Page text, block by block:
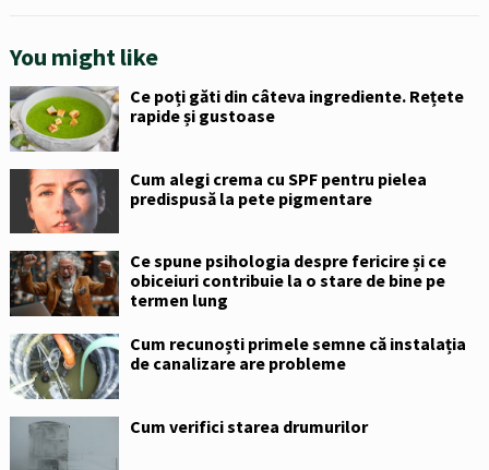
You might like
Ce poți găti din câteva ingrediente. Rețete
rapide și gustoase
Cum alegi crema cu SPF pentru pielea
predispusă la pete pigmentare
Ce spune psihologia despre fericire și ce
obiceiuri contribuie la o stare de bine pe
termen lung
Cum recunoști primele semne că instalația
de canalizare are probleme
Cum verifici starea drumurilor